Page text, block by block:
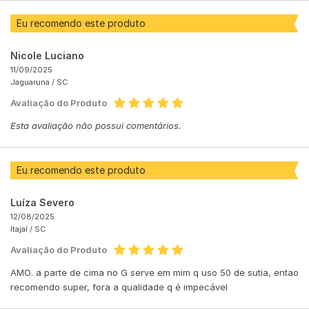
Eu recomendo este produto
Nicole Luciano
11/09/2025
Jaguaruna / SC
Avaliação do Produto
Esta avaliação não possui comentários.
Eu recomendo este produto
Luíza Severo
12/08/2025
Itajaí / SC
Avaliação do Produto
AMO. a parte de cima no G serve em mim q uso 50 de sutia, entao
recomendo super, fora a qualidade q é impecável